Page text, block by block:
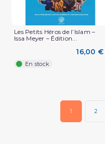
Les Petits Héros de l’Islam –
Issa Meyer – Édition...
16,00 €
En stock
1 2